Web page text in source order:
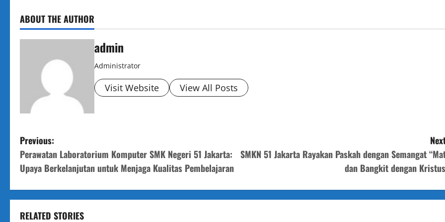
ABOUT THE AUTHOR
admin
Administrator
Visit Website View All Posts
P
o
s
t
Previous:
Perawatan Laboratorium Komputer SMK Negeri 51 Jakarta:
Upaya Berkelanjutan untuk Menjaga Kualitas Pembelajaran
SMKN 51 Jakarta Rayakan Paskah dengan Semangat
dan Bangkit dengan
RELATED STORIES